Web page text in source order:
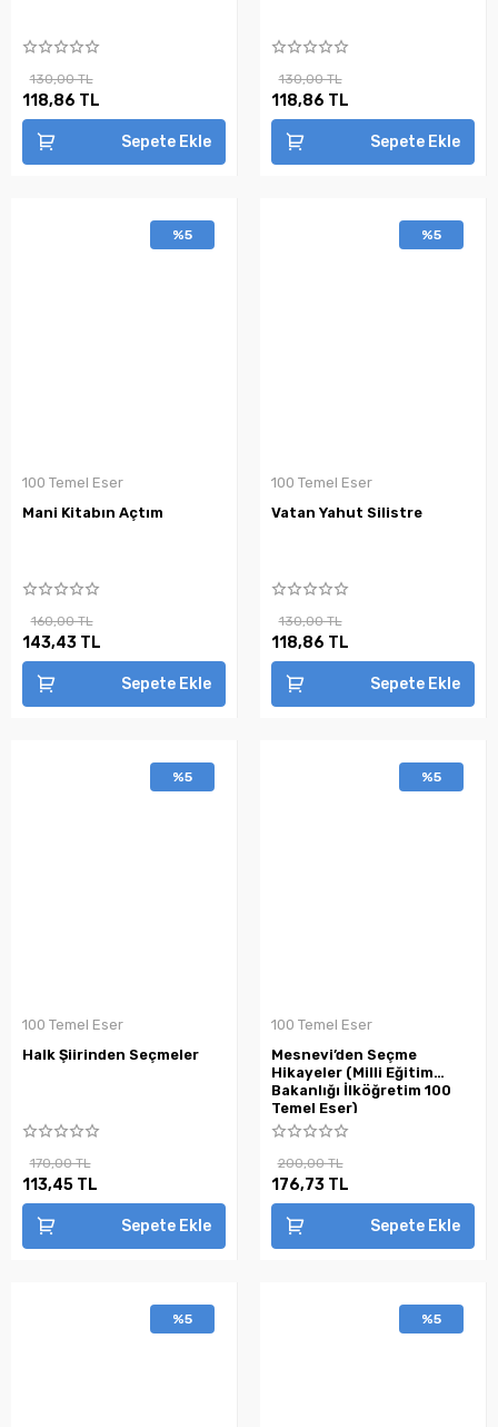
130,00 TL
118,86 TL
Sepete Ekle
130,00 TL
118,86 TL
Sepete Ekle
%5
100 Temel Eser
Mani Kitabın Açtım
160,00 TL
143,43 TL
Sepete Ekle
%5
100 Temel Eser
Vatan Yahut Silistre
130,00 TL
118,86 TL
Sepete Ekle
%5
100 Temel Eser
Halk Şiirinden Seçmeler
170,00 TL
113,45 TL
Sepete Ekle
%5
100 Temel Eser
Mesnevi’den Seçme
Hikayeler (Milli Eğitim
Bakanlığı İlköğretim 100
Temel Eser)
200,00 TL
176,73 TL
Sepete Ekle
%5 %5